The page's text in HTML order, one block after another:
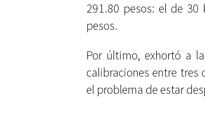
291.80 pesos: el de
pesos.
Por último, exhortó a
calibraciones entre tres
el problema de estar